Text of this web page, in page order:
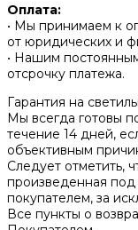
Оплата:
• Мы принимаем к
от юридических и
• Нашим
отсрочку платежа.
Гарантия на
Мы всегда готовы
течение 14 дней,
объективным
Следует отметить,
произведенная под
покупателем, за
Все пункты о